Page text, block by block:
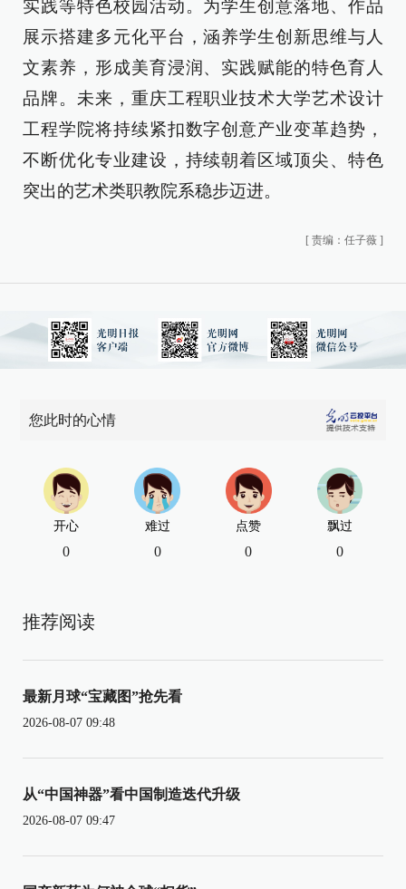
实践等特色校园活动。为学生创意落地、作品
展示搭建多元化平台，涵养学生创新思维与人
文素养，形成美育浸润、实践赋能的特色育人
品牌。未来，重庆工程职业技术大学艺术设计
工程学院将持续紧扣数字创意产业变革趋势，
不断优化专业建设，持续朝着区域顶尖、特色
突出的艺术类职教院系稳步迈进。
[ 责编：任子薇 ]
您此时的心情
开心
0
难过
0
点赞
0
飘过
0
推荐阅读
最新月球“宝藏图”抢先看
2026-08-07 09:48
从“中国神器”看中国制造迭代升级
2026-08-07 09:47